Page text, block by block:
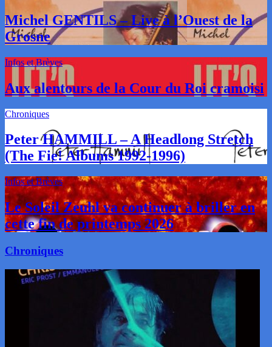
Michel GENTILS – Live à l’Ouest de la
Grosne
Infos et Brèves
Aux alentours de la Cour du Roi cramoisi
Chroniques
Peter HAMMILL – A Headlong Stretch
(The Fie! Albums 1992-1996)
Infos et Brèves
Le Soleil Zeuhl va continuer à briller en
cette fin de printemps 2026
Chroniques